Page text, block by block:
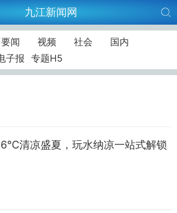
九江新闻网
要闻 视频 社会
国内
子报 专题H5
清凉盛夏，玩水纳凉一站式解锁